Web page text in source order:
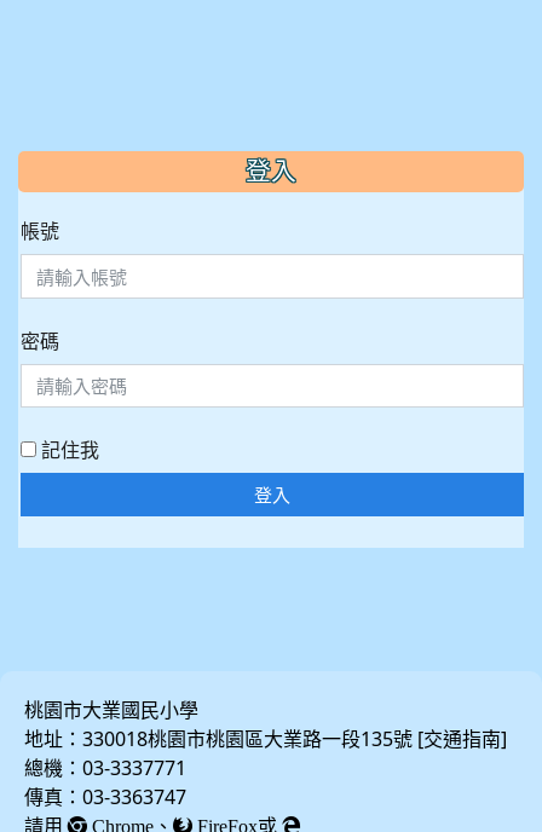
::: 登入
帳號
密碼
記住我
登入
桃園市大業國民小學
地址：330018桃園市桃園區大業路一段135號 [交通指南]
總機：03-3337771
傳真：03-3363747
請用
Chrome 、 FireFox或